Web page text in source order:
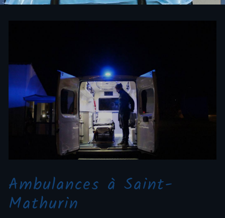
Ambulances à Saint-
Mathurin